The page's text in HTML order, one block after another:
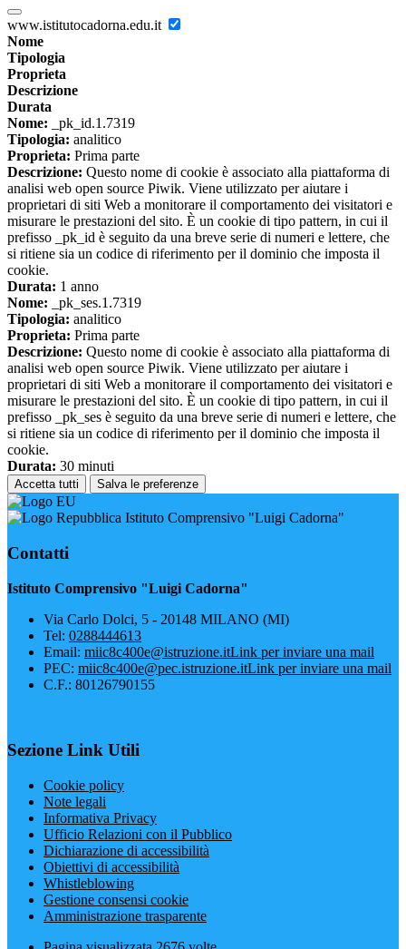
www.istitutocadorna.edu.it
Nome
Tipologia
Proprieta
Descrizione
Durata
Nome: _pk_id.1.7319
Tipologia: analitico
Proprieta: Prima parte
Descrizione: Questo nome di cookie è associato alla piattaforma di
analisi web open source Piwik. Viene utilizzato per aiutare i
proprietari di siti Web a monitorare il comportamento dei visitatori e
misurare le prestazioni del sito. È un cookie di tipo pattern, in cui il
prefisso _pk_id è seguito da una breve serie di numeri e lettere, che
si ritiene sia un codice di riferimento per il dominio che imposta il
cookie.
Durata: 1 anno
Nome: _pk_ses.1.7319
Tipologia: analitico
Proprieta: Prima parte
Descrizione: Questo nome di cookie è associato alla piattaforma di
analisi web open source Piwik. Viene utilizzato per aiutare i
proprietari di siti Web a monitorare il comportamento dei visitatori e
misurare le prestazioni del sito. È un cookie di tipo pattern, in cui il
prefisso _pk_ses è seguito da una breve serie di numeri e lettere, che
si ritiene sia un codice di riferimento per il dominio che imposta il
cookie.
Durata: 30 minuti
Accetta tutti Salva le preferenze
Istituto Comprensivo "Luigi Cadorna"
Contatti
Istituto Comprensivo "Luigi Cadorna"
Via Carlo Dolci, 5 - 20148 MILANO (MI)
Tel: 0288444613
Email: miic8c400e@istruzione.itLink per inviare una mail
PEC: miic8c400e@pec.istruzione.itLink per inviare una mail
C.F.: 80126790155
Sezione Link Utili
Cookie policy
Note legali
Informativa Privacy
Ufficio Relazioni con il Pubblico
Dichiarazione di accessibilità
Obiettivi di accessibilità
Whistleblowing
Gestione consensi cookie
Amministrazione trasparente